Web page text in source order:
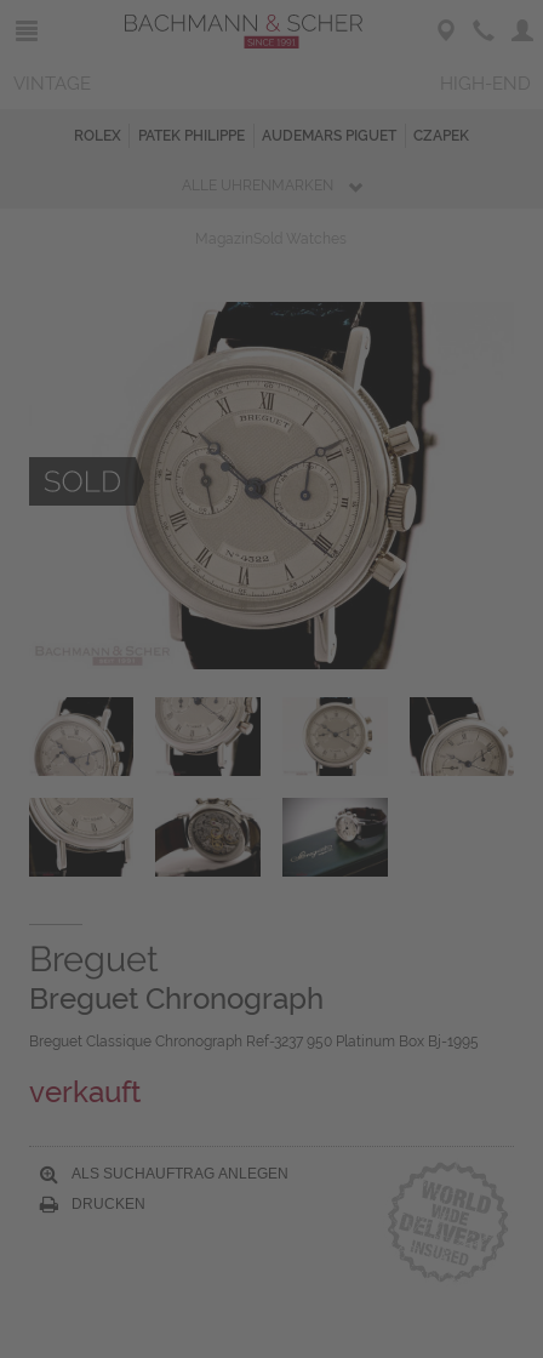
ROLEX PATEK PHILIPPE AUDEMARS PIGUET CZAPEK
Breguet
Breguet Chronograph
Breguet Classique Chronograph Ref-3237 950 Platinum Box Bj-1995
verkauft
ALS SUCHAUFTRAG ANLEGEN
DRUCKEN